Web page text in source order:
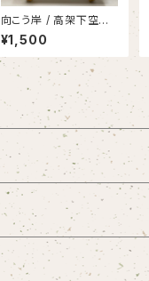
向こう岸 / 高架下空想
港町
¥1,500